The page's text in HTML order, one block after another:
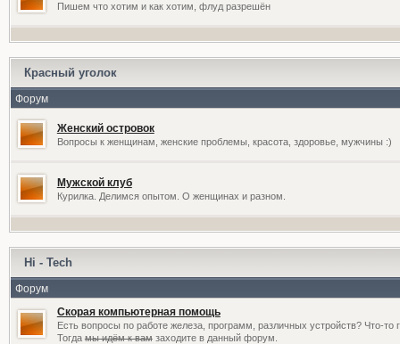
Пишем что хотим и как хотим, флуд разрешён
Красный уголок
Форум
Женский островок
Вопросы к женщинам, женские проблемы, красота, здоровье, мужчины :)
Мужской клуб
Курилка. Делимся опытом. О женщинах и разном.
Hi - Tech
Форум
Скорая компьютерная помощь
Есть вопросы по работе железа, программ, различных устройств? Что-то
Тогдамы идём к вамзаходите в данный форум.